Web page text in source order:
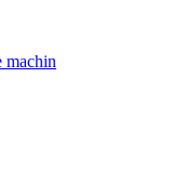
machin